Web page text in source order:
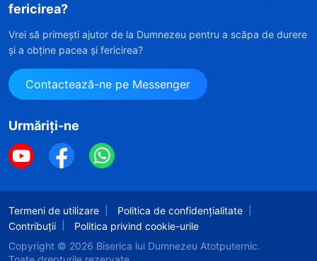
fericirea?
Vrei să primești ajutor de la Dumnezeu pentru a scăpa de durere
și a obține pacea și fericirea?
Contactează-ne pe Messenger
Urmăriți-ne
Termeni de utilizare
Politica de confidențialitate
Contribuții
Politica privind cookie-urile
Copyright © 2026 Biserica lui Dumnezeu Atotputernic.